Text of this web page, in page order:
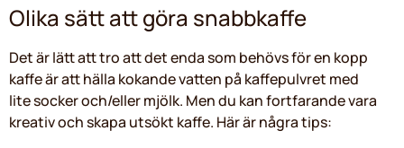
Olika sätt att göra snabbkaffe
Det är lätt att tro att det enda som behövs för en kopp
kaffe är att hälla kokande vatten på kaffepulvret med
lite socker och/eller mjölk. Men du kan fortfarande vara
kreativ och skapa utsökt kaffe. Här är några tips: